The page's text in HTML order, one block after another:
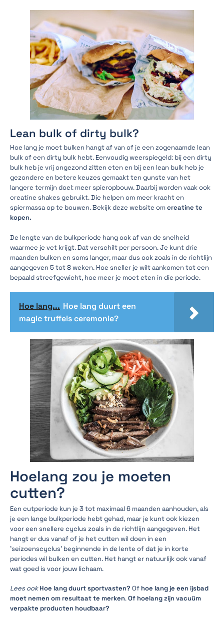
Lean bulk of dirty bulk?
Hoe lang je moet bulken hangt af van of je een zogenaamde lean
bulk of een dirty bulk hebt. Eenvoudig weerspiegeld: bij een dirty
bulk heb je vrij ongezond zitten eten en bij een lean bulk heb je
gezondere en betere keuzes gemaakt ten gunste van het
langere termijn doel: meer spieropbouw. Daarbij worden vaak ook
creatine shakes gebruikt. Die helpen om meer kracht en
spiermassa op te bouwen. Bekijk deze website omcreatine te
kopen.
De lengte van de bulkperiode hang ook af van de snelheid
waarmee je vet krijgt. Dat verschilt per persoon. Je kunt drie
maanden bulken en soms langer, maar dus ook zoals in de richtlijn
aangegeven 5 tot 8 weken. Hoe sneller je wilt aankomen tot een
bepaald streefgewicht, hoe meer je moet eten in die periode.
Hoe lang... Hoe lang duurt een
magic truffels ceremonie?
Hoelang zou je moeten
cutten?
Een cutperiode kun je 3 tot maximaal 6 maanden aanhouden, als
je een lange bulkperiode hebt gehad, maar je kunt ook kiezen
voor een snellere cyclus zoals in de richtlijn aangegeven. Het
hangt er dus vanaf of je het cutten wil doen in een
'seizoenscyclus' beginnende in de lente of dat je in korte
periodes wil bulken en cutten. Het hangt er natuurlijk ook vanaf
wat goed is voor jouw lichaam.
Lees ookHoe lang duurt sportvasten? Of hoe lang je een ijsbad
moet nemen om resultaat te merken.Of hoelang zijn vacuüm
verpakte producten houdbaar?